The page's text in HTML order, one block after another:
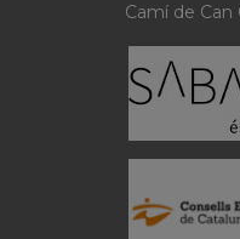
Camí de Can